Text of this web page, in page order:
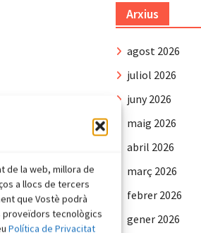
de la web, millora de
a llocs de tercers
que Vostè podrà
proveïdors tecnològics
Política de Privacitat
Arxius
agost 2026
juliol 2026
juny 2026
maig 2026
abril 2026
març 2026
febrer 2026
gener 2026